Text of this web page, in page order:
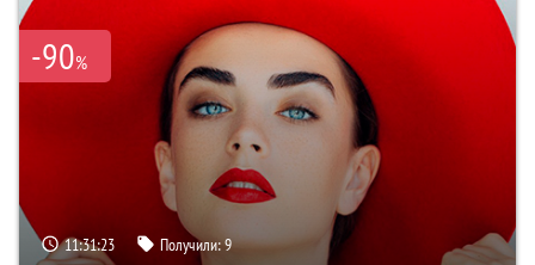
-90%
11:31:22 Получили:9